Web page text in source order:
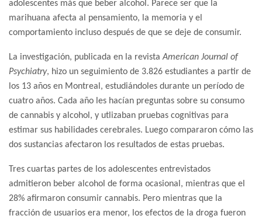
adolescentes más que beber alcohol. Parece ser que la
marihuana afecta al pensamiento, la memoria y el
comportamiento incluso después de que se deje de consumir.
La investigación, publicada en la revistaAmerican Journal of
Psychiatry, hizo un seguimiento de 3.826 estudiantes a partir de
los 13 años en Montreal, estudiándoles durante un período de
cuatro años. Cada año les hacían preguntas sobre su consumo
de cannabis y alcohol, y utlizaban pruebas cognitivas para
estimar sus habilidades cerebrales. Luego compararon cómo las
dos sustancias afectaron los resultados de estas pruebas.
Tres cuartas partes de los adolescentes entrevistados
admitieron beber alcohol de forma ocasional, mientras que el
28% afirmaron consumir cannabis. Pero mientras que la
fracción de usuarios era menor, los efectos de la droga fueron